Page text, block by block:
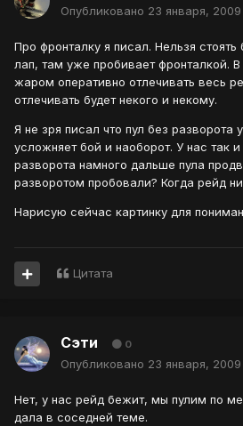
Опубликовано 23 января, 2009
Про фронталку я писал. Нельзя
лап, там уже пробивает фронталкой.
жаром оперативно отлечивать весь
отлечивать будет некого и некому.
Я не зря писал что пул без разворота
усложняет бой и наоборот. У нас так
разворота намного дальше пула
разворотом пробовали? Когда рейд
Нарисую сейчас картинку для
Цитата
Сэти 0
Опубликовано 23 января, 2009
Нет, у нас рейд бежит, мы пулим по
дала в соседней теме.